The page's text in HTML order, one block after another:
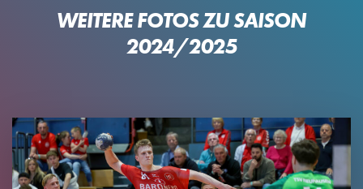
WEITERE FOTOS ZU SAISON
2024/2025